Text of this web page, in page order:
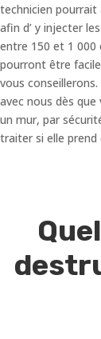
technicien
afin d’ y injecter
entre 150 et 1 000
pourront être
vous
avec nous dès que
un mur, par
traiter si elle prend